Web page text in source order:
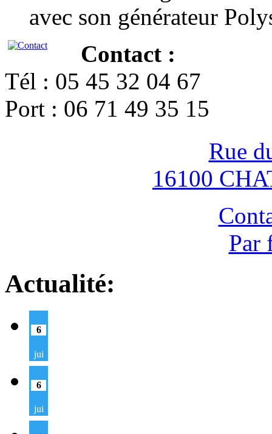
avec son générateur
Contact :
Tél : 05 45 32 04 67
Port : 06 71 49 35 15
Rue
16100
Par
Actualité:
6
jui
6
jui